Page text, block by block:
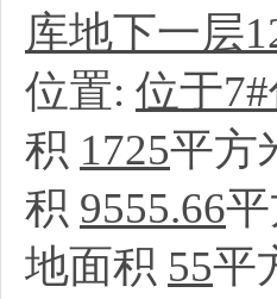
库地下一层
位置: 位于
积 1725平方
积 9555.66
地面积 55平